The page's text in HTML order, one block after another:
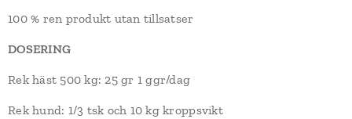
100 % ren produkt utan tillsatser
DOSERING
Rek häst 500 kg: 25 gr 1 ggr/dag
Rek hund: 1/3 tsk och 10 kg kroppsvikt